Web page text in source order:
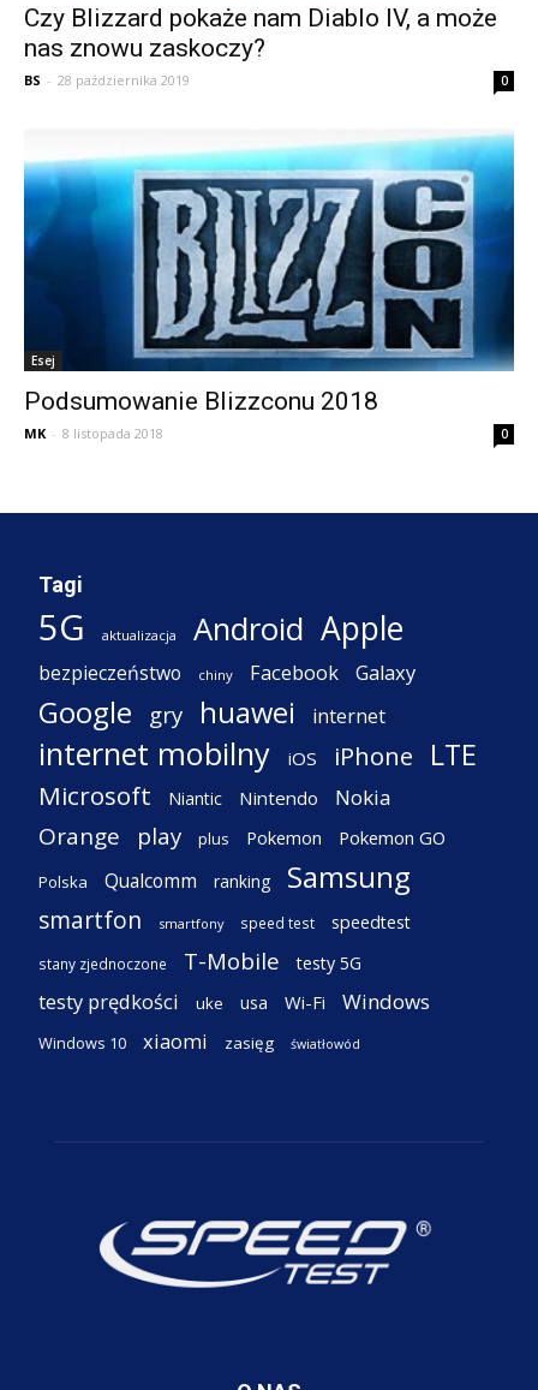
Czy Blizzard pokaże nam Diablo IV, a może
nas znowu zaskoczy?
BS - 28 października 2019 0
Esej
Podsumowanie Blizzconu 2018
MK - 8 listopada 2018 0
Tagi
5G aktualizacja Android Apple
bezpieczeństwo chiny Facebook Galaxy
Google gry huawei internet
internet mobilny iOS iPhone LTE
Microsoft Niantic Nintendo Nokia
Orange play plus Pokemon Pokemon GO
Polska Qualcomm ranking Samsung
smartfon smartfony speed test speedtest
stany zjednoczone T-Mobile testy 5G
testy prędkości uke usa Wi-Fi Windows
Windows 10 xiaomi zasięg światłowód